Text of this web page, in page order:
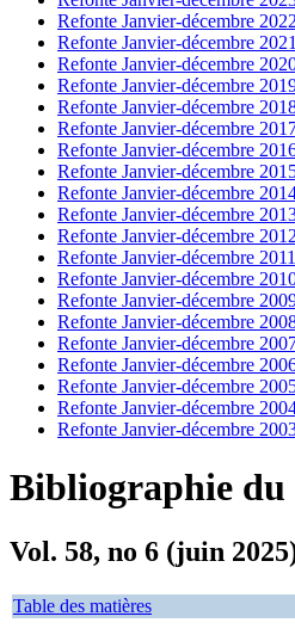
Refonte Janvier-décembre 2022
Refonte Janvier-décembre 2021
Refonte Janvier-décembre
Refonte Janvier-décembre
Refonte Janvier-décembre
Refonte Janvier-décembre
Refonte Janvier-décembre
Refonte Janvier-décembre
Refonte Janvier-décembre
Refonte Janvier-décembre
Refonte Janvier-décembre 2012
Refonte Janvier-décembre 2011
Refonte Janvier-décembre
Refonte Janvier-décembre
Refonte Janvier-décembre
Refonte Janvier-décembre
Refonte Janvier-décembre
Refonte Janvier-décembre
Refonte Janvier-décembre
Refonte Janvier-décembre
Bibliographie du
Vol. 58, no 6 (juin
Table des matières